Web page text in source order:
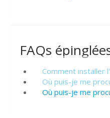
FAQs
Comment installer
Où puis-je me
Où puis-je me